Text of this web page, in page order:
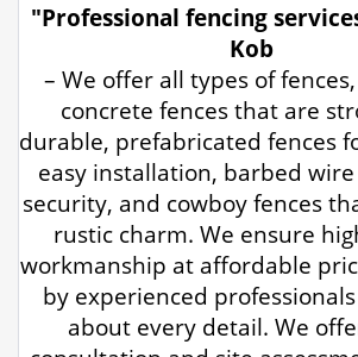
"Professional fencing
Kob
– We offer all types of
concrete fences that are
durable, prefabricated fences
easy installation, barbed
security, and cowboy fences
rustic charm. We ensure
workmanship at affordable
by experienced
about every detail. We